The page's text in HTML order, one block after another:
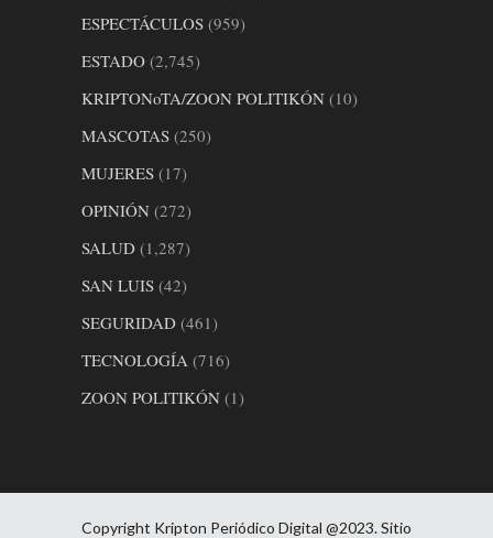
ESPECTÁCULOS (959)
ESTADO (2,745)
KRIPTONoTA/ZOON POLITIKÓN (10)
MASCOTAS (250)
MUJERES (17)
OPINIÓN (272)
SALUD (1,287)
SAN LUIS (42)
SEGURIDAD (461)
TECNOLOGÍA (716)
ZOON POLITIKÓN (1)
Copyright Kripton Periódico Digital @2023. Sitio